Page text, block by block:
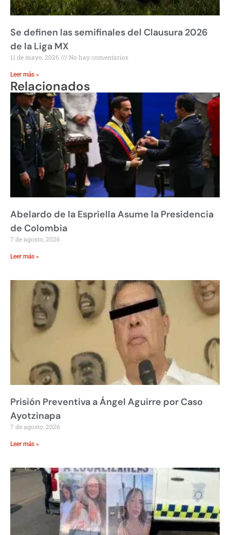
Se definen las semifinales del Clausura 2026
de la Liga MX
11 de mayo, 2026 No hay comentarios
Leer más »
Relacionados
Abelardo de la Espriella Asume la Presidencia
de Colombia
7 de agosto, 2026
Leer más »
Prisión Preventiva a Ángel Aguirre por Caso
Ayotzinapa
7 de agosto, 2026
Leer más »